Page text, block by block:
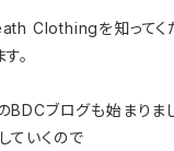
Clothingを知ってく
。
BDCブログも始まりま
ていくので